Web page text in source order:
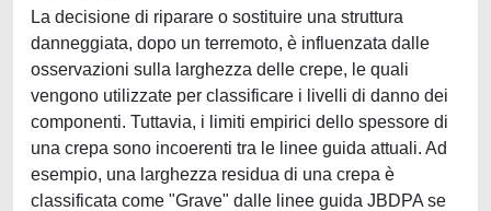
La decisione di riparare o sostituire una struttura
danneggiata, dopo un terremoto, è influenzata dalle
osservazioni sulla larghezza delle crepe, le quali
vengono utilizzate per classificare i livelli di danno dei
componenti. Tuttavia, i limiti empirici dello spessore di
una crepa sono incoerenti tra le linee guida attuali. Ad
esempio, una larghezza residua di una crepa è
classificata come "Grave" dalle linee guida JBDPA se